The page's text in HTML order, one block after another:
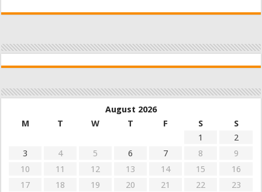
August 2026
M
T W T F S
S
1
2
3
4 5 6 7 8
9
10
11 12 13 14 15
16
17
18 19 20 21 22
23